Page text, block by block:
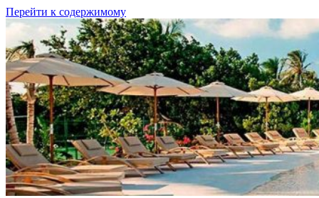
Перейти к содержимому